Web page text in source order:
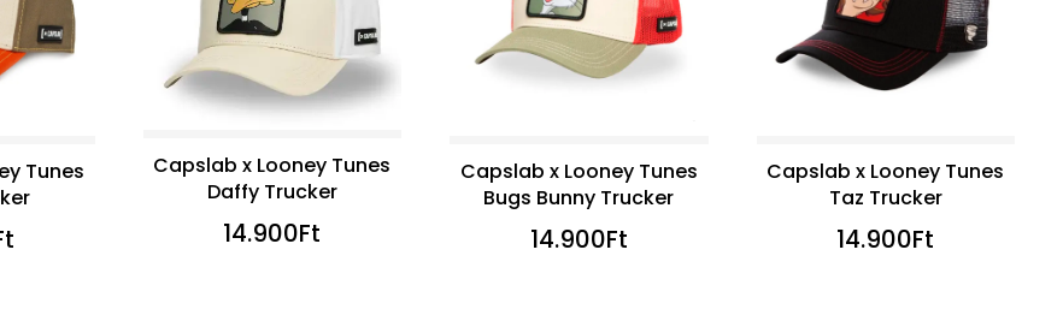
Tunes
Capslab x Looney Tunes
Daffy Trucker
14.900Ft
Capslab x Looney Tunes
Bugs Bunny Trucker
14.900Ft
Capslab x Looney Tunes
Taz Trucker
14.900Ft